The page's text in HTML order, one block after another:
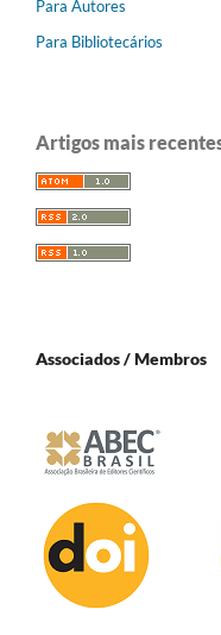
Para Autores
Para Bibliotecários
Artigos mais
Associados / Membros